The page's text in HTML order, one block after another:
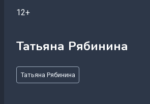
12+
Татьяна Рябинина
Метки
записи:
Татьяна Рябинина